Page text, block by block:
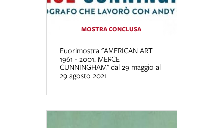
MOSTRA CONCLUSA
Fuorimostra "AMERICAN ART
1961 - 2001. MERCE
CUNNINGHAM" dal 29 maggio al
29 agosto 2021